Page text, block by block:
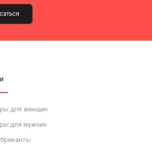
для женщин
для мужчин